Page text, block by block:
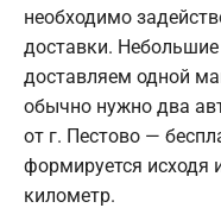
необходимо
доставки.
доставляем одной
обычно нужно два
от г. Пестово —
формируется исходя
километр.